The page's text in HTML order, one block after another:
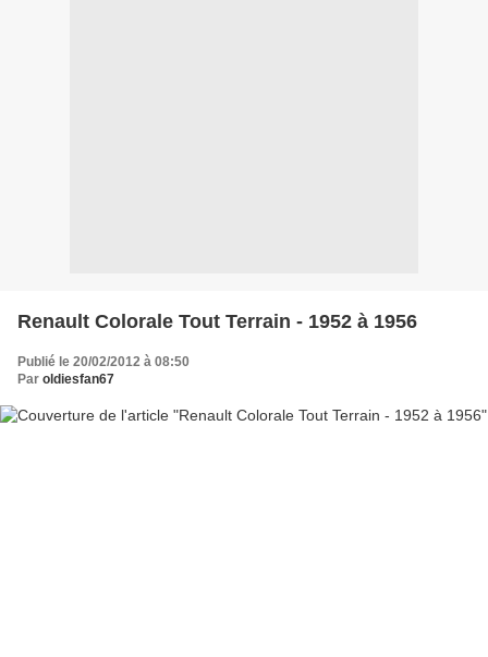
Renault Colorale Tout Terrain - 1952 à 1956
Publié le 20/02/2012 à 08:50
Par oldiesfan67